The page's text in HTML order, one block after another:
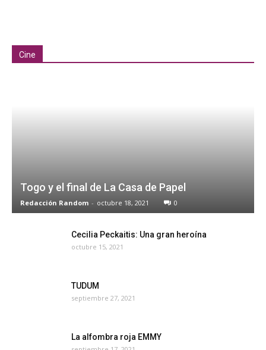
Cine
Togo y el final de La Casa de Papel
Redacción Random - octubre 18, 2021 0
Cecilia Peckaitis: Una gran heroína
octubre 15, 2021
TUDUM
septiembre 27, 2021
La alfombra roja EMMY